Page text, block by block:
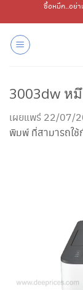
ไป
เนื้อหา
ซื้อหมึก..อย่า
3003dw ห
เผยแพร่ 22/07/
พิมพ์ ที่สามารถใช้